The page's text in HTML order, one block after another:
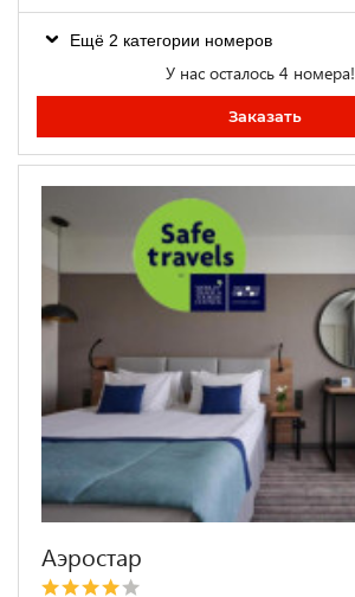
Ещё 2 категории номеров
У нас осталось 4 номера!
Заказать
Аэростар